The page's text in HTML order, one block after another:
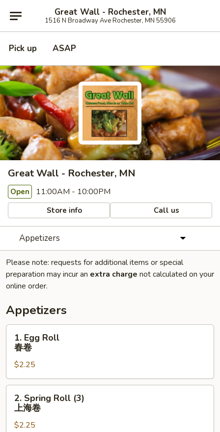
Great Wall - Rochester, MN
1516 N Broadway Ave Rochester, MN 55906
Pick up ASAP
Great Wall - Rochester, MN
Open 11:00AM - 10:00PM
Store info Call us
Appetizers
Please note: requests for additional items or special
preparation may incur an extra charge not calculated on your
online order.
Appetizers
Egg
Roll
卷
1. Egg Roll
春卷
$2.25
Spring
Roll
(3)
2. Spring Roll (3)
上海卷
$2.25